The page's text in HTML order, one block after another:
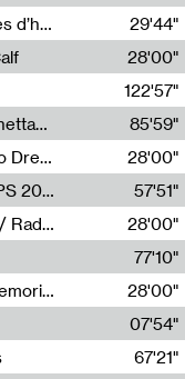
Paysages animés #3 : Prairies – Histoires d’herbes et d’humains
29'44"
28'00"
122'57"
Formule Magique #3 : Selim-a Attalah Chettaoui
85'59"
Radia Show #1103 : “Learning AI How To Dream” by Sebastian Dingens (Radio Campus Bruxelles)
28'00"
LA PYRAMIDE DE BOIS 12 / PRINTEMPS 2026
57'51"
Radia Show #1102 : The Economic Trip / Radio Grenouille
28'00"
77'10"
Radia Show Show #1101 : Embedded Memories by Jimmy Peggie / radioart106
28'00"
07'54"
67'21"